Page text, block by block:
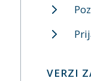
VERZI